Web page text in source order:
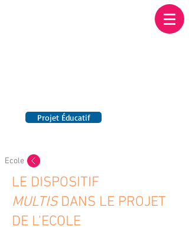
Projet Éducatif
Ecole
LE DISPOSITIF
MULTISDANS LE PROJET
DE L'ECOLE